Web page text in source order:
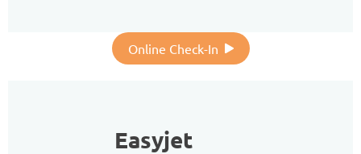
Online Check-In
Easyjet